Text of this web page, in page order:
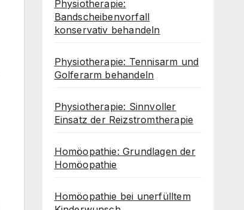
Physiotherapie:
Bandscheibenvorfall
konservativ behandeln
Physiotherapie: Tennisarm und
Golferarm behandeln
Physiotherapie: Sinnvoller
Einsatz der Reizstromtherapie
Homöopathie: Grundlagen der
Homöopathie
Homöopathie bei unerfülltem